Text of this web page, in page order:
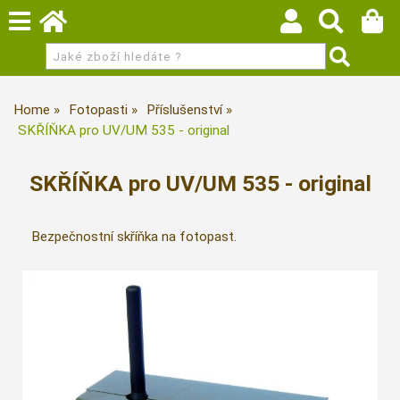
Home Fotopasti
Příslušenství
SKŘÍŇKA pro UV/UM 535 - original
SKŘÍŇKA pro UV/UM 535 - original
Bezpečnostní skříňka na fotopast.